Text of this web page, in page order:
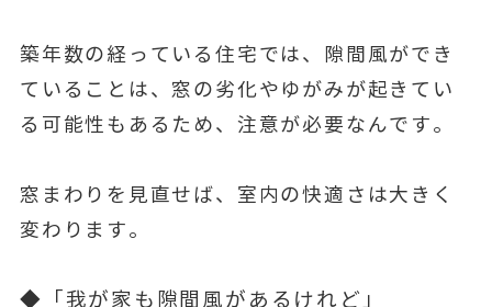
築年数の経っている住宅では、隙間風ができ
ていることは、窓の劣化やゆがみが起きてい
る可能性もあるため、注意が必要なんです。
窓まわりを見直せば、室内の快適さは大きく
変わります。
◆「我が家も隙間風があるけれど」